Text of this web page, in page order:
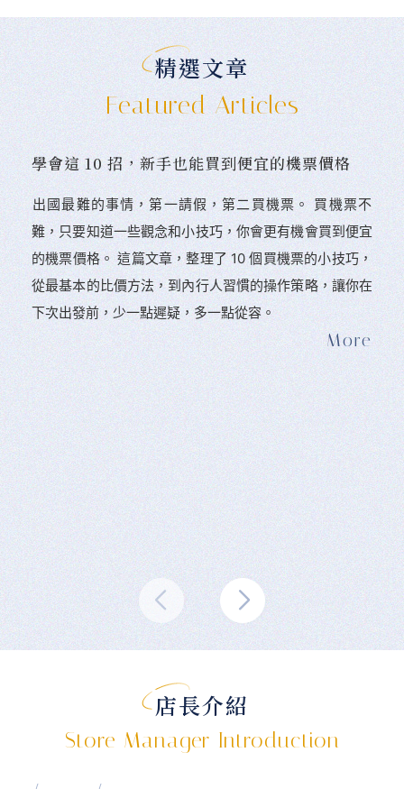
精選文章
Featured Articles
學會這 10 招，新手也能買到便宜的機票價格
󠀠出國最難的事情，第一請假，第二買機票。 󠀠買機票不
難，只要知道一些觀念和小技巧，你會更有機會買到便宜
的機票價格。 這篇文章，整理了 10 個買機票的小技巧，
從最基本的比價方法，到內行人習慣的操作策略，讓你在
下次出發前，少一點遲疑，多一點從容。
店長介紹
Store Manager Introduction